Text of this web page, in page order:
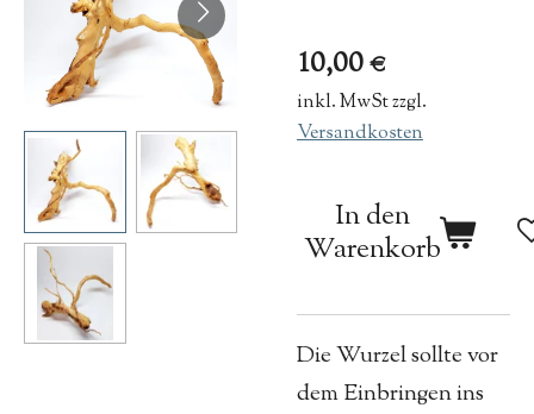
10,00 €
inkl. MwSt zzgl.
Versandkosten
In den
Warenkorb
Die Wurzel sollte vor
dem Einbringen ins